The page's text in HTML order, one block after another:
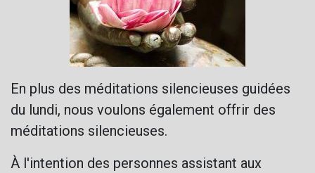
En plus des méditations silencieuses guidées
du lundi, nous voulons également offrir des
méditations silencieuses.
À l'intention des personnes assistant aux